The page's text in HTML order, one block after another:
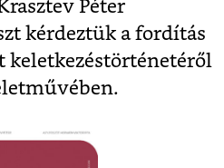
Péter
kérdeztük a fordítás
keletkezéstörténetéről